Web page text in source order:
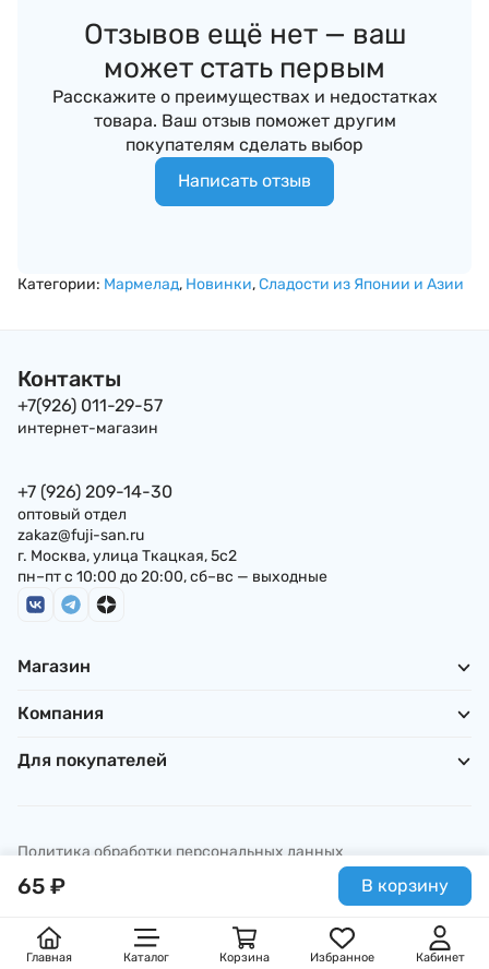
65 ₽ В корзину
Отзывов ещё нет — ваш
может стать первым
Расскажите о преимуществах и недостатках
товара. Ваш отзыв поможет другим
покупателям сделать выбор
Написать отзыв
Категории: Мармелад, Новинки,Сладости из Японии и Азии
Главная Каталог Корзина Избранное Кабинет
Контакты
+7(926) 011-29-57
интернет-магазин
+7 (926) 209-14-30
оптовый отдел
zakaz@fuji-san.ru
г. Москва, улица Ткацкая, 5с2
пн–пт с 10:00 до 20:00, сб–вс — выходные
Магазин
Компания
Для покупателей
Политика обработки персональных данных